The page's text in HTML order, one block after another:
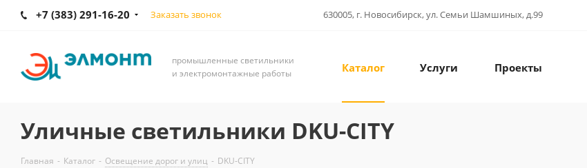
+7 (383) 291-16-20 Заказать звонок 630005, г. Новосибирск, ул. Семьи Шамшиных, д.99
промышленные светильники
и электромонтажные работы
Каталог Услуги Проекты
Уличные светильники DKU-CITY
Главная - Каталог - Освещение дорог и улиц - DKU-CITY